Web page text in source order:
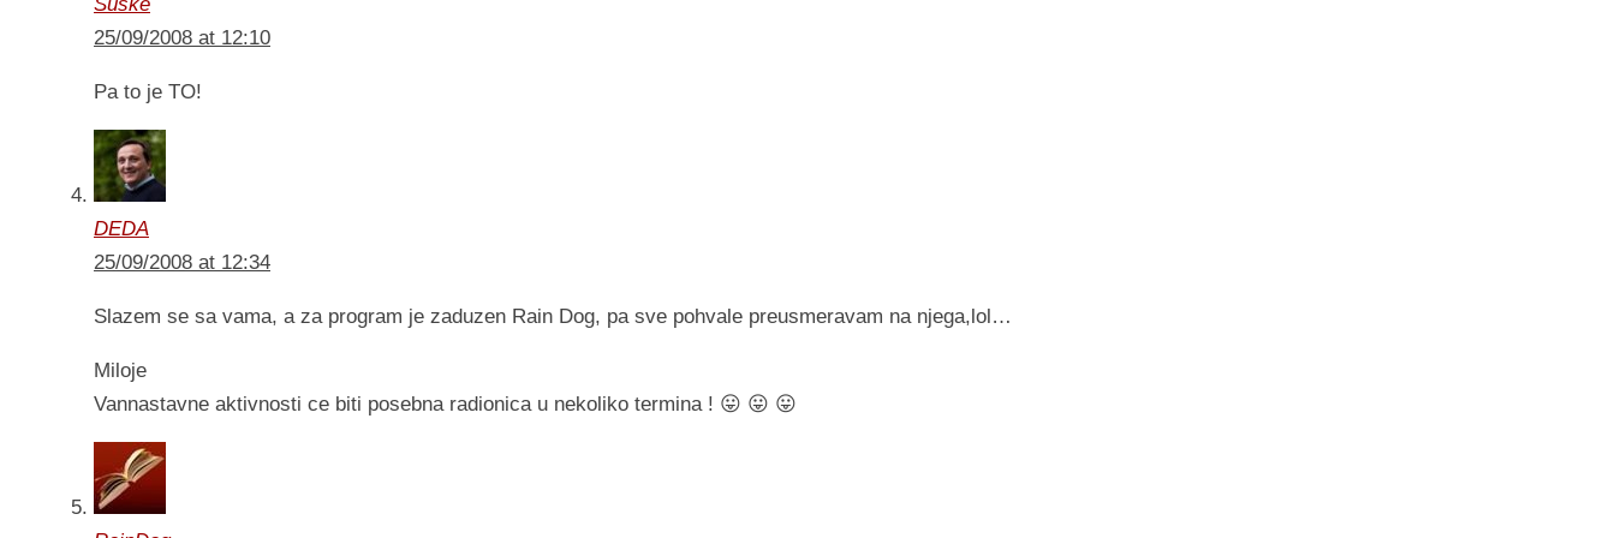
25/09/2008 at 12:10
Pa to je TO!
DEDA
25/09/2008 at 12:34
Slazem se sa vama, a za program je zaduzen Rain Dog, pa sve pohvale preusmeravam na njega,lol…
Miloje
Vannastavne aktivnosti ce biti posebna radionica u nekoliko termina ! 😛 😛 😛